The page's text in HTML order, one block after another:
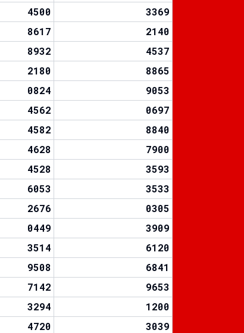
4500
3369
8617
2140
8932
4537
2180
8865
0824
9053
4562
0697
4582
8840
4628
7900
4528
3593
6053
3533
2676
0305
0449
3909
3514
6120
9508
6841
7142
9653
3294
1200
4720
3039